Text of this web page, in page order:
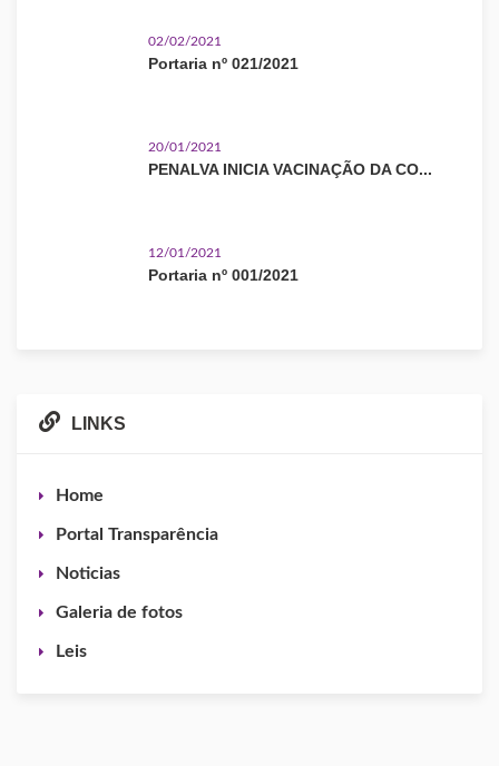
02/02/2021
Portaria nº 021/2021
20/01/2021
PENALVA INICIA VACINAÇÃO DA CO...
12/01/2021
Portaria nº 001/2021
LINKS
Home
Portal Transparência
Noticias
Galeria de fotos
Leis